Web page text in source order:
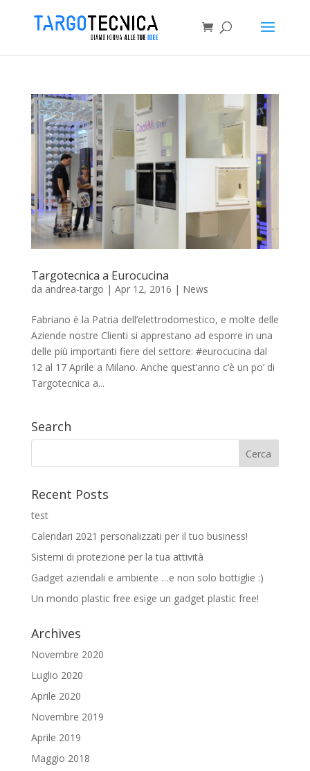
Targotecnica a Eurocucina
da andrea-targo | Apr 12, 2016 | News
Fabriano è la Patria dell’elettrodomestico, e molte delle
Aziende nostre Clienti si apprestano ad esporre in una
delle più importanti fiere del settore: ‪#‎eurocucina‬ dal
12 al 17 Aprile a Milano. Anche quest’anno c’è un po’ di
Targotecnica a...
Search
Recent Posts
test
Calendari 2021 personalizzati per il tuo business!
Sistemi di protezione per la tua attività
Gadget aziendali e ambiente …e non solo bottiglie :)
Un mondo plastic free esige un gadget plastic free!
Archives
Novembre 2020
Luglio 2020
Aprile 2020
Novembre 2019
Aprile 2019
Maggio 2018